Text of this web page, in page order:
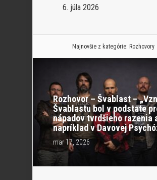
6. júla 2026
Najnovšie z kategórie: Rozhovory
Rozhovor – Švablast –
Švablastu bol v podstate
nápadov tvrdšieho razenia
napríklad v Davovej
mar 17, 2026